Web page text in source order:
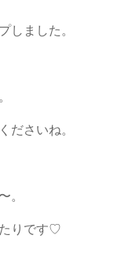
しました。
ださいね。
。
りです♡